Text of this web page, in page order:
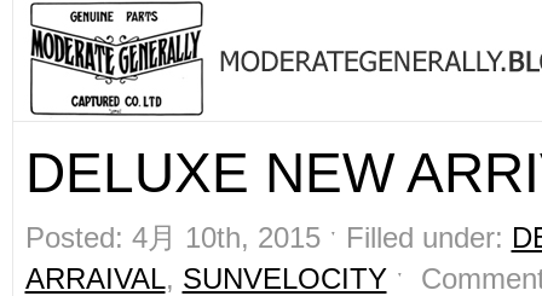
DELUXE NEW
Posted: 4月 10th, 2015 ˑ Filled under:
ARRAIVAL, SUNVELOCITYˑ